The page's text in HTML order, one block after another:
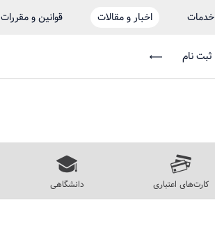
خدمات اخبار و مقالات قوانین و مقررات
ثبت نام
کارت‌های اعتباری دانشگاهی